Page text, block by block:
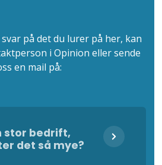
på det du lurer på her, kan
i Opinion eller sende
en mail på:
stor bedrift,
det så mye?